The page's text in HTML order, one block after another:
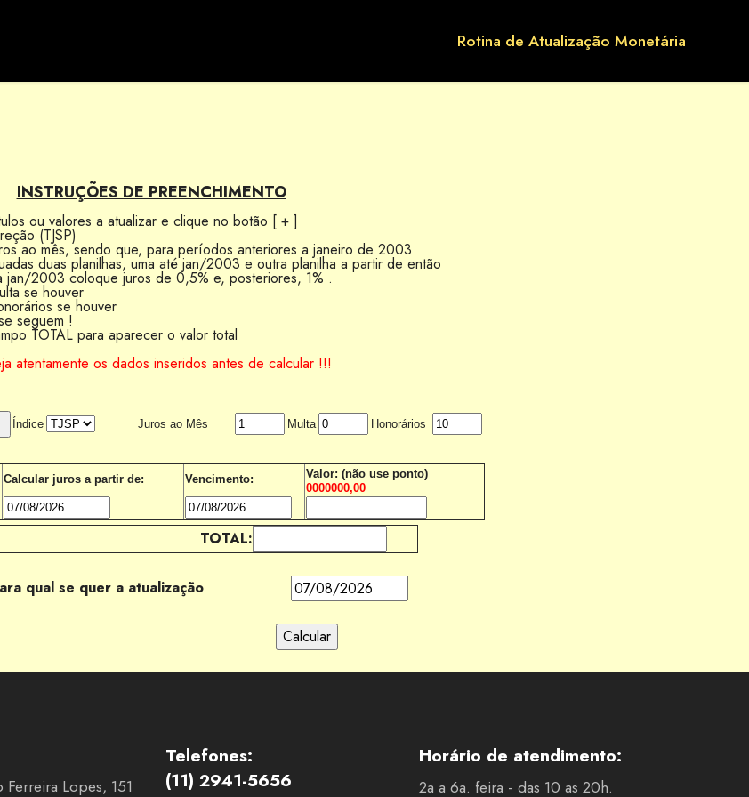
Rotina de Atualização Monetária
INSTRUÇÕES DE PREENCHIMENTO
ou valores a atualizar e clique no botão [ + ]
(TJSP)
ao mês, sendo que, para períodos anteriores a janeiro de 2003
duas planilhas, uma até jan/2003 e outra planilha a partir de então
2003 coloque juros de 0,5% e, posteriores, 1% .
se houver
se houver
seguem !
TOTAL para aparecer o valor total
atentamente os dados inseridos antes de calcular !!!
Índice Juros ao Mês Multa Honorários
Calcular juros a partir de: Vencimento:
Valor: (não use ponto)
0000000,00
TOTAL:
qual se quer a atualização
Ferreira Lopes, 151
Telefones:
(11) 2941-5656
Horário de atendimento:
2a a 6a. feira - das 10 as 20h.